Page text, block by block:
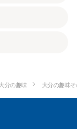
分の趣味 大分の趣味